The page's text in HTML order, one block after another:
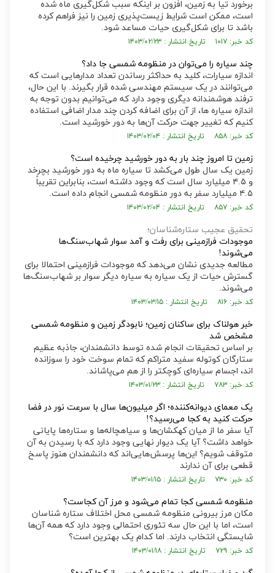
برخورد تیا به زمین، افزون بر اینکه سبب شکل‌گیری ماه شده
است، ممکن است شرایط زیست‌پذیری زمین را نیز فراهم کرده
باشد تا برای شکل‌گیری حیات مساعد شود.
کد خبر: ۱۰۱۷ تاریخ انتشار : ۱۴۰۳/۰۲/۲۳
چند سیاره را می‌توان در منظومه شمسی جا داد؟
اندازه سیارات، کلید به حداکثر رساندن تعداد مدار‌هایی است که
می‌توانند در یک سیستم مهندسی شده قرار بگیرند. با این حال،
ترفند هوشمندانه دیگری وجود دارد که می‌توانیم بدون توجه به
اندازه سیاره ها، از آن برای اضافه کردن چند مدار اضافی استفاده
کنیم که تغییر جهت حرکت آن‌ها به دور خورشید است.
کد خبر: ۸۵۸ تاریخ انتشار : ۱۴۰۳/۰۲/۰۴
زمین تا امروز چند بار به دور خورشید چرخیده است؟
زمین یک سال طول می‌کشد تا سیاره ماه به دور خورشید بچرخد
و ۴.۵ میلیارد سال است که وجود داشته است، بنابراین تقریباً
۴.۵ میلیارد سفر به دور منظومه شمسی انجام داده است.
کد خبر: ۸۵۷ تاریخ انتشار : ۱۴۰۳/۰۲/۰۴
تحقیق عجیب ستاره‌شناسان؛
موجودات فرازمینی برای رفت و آمد سوار شهاب‌سنگ‌ها
می‌شوند!
مطالعه جدیدی نشان می‌دهد که موجودات فرازمینی احتمالا برای
گسترش حیات از یک سیاره به سیاره دیگر سوار بر شهاب‌سنگ‌ها
می‌شوند.
کد خبر: ۸۱۶ تاریخ انتشار : ۱۴۰۳/۰۳/۱۵
خبر هولناک برای ساکنان زمین؛ نابودگر زمین و منظومه شمسی
مشخص شد
بر اساس تحقیقات انجام شده توسط دانشمندان، جاذبه عظیم
ستارگان کوتوله سفید متراکم که تمام سوخت خود را سوزانده
اند، اجسام سیاره‌ای کوچکتر را از هم می‌پاشاند.
کد خبر: ۷۸۳ تاریخ انتشار : ۱۴۰۳/۰۱/۲۳
یک معمای دیوانه‌کننده؛ اگر میلیون‌ها سال با سرعت نور در فضا
حرکت کنید به کجا می‌رسید؟!
آیا سفر ما از میان کهکشان‌ها و سیاهچاله‌ها و ستاره‌ها پایانی
خواهد داشت؟ آیا یک دیوار نهایی وجود دارد که با رسیدن به آن
متوقف شویم؟ این‌ها پرسش‌هایی‌اند که دانشمندان هنوز پاسخ
قطعی برای آن ندارند
کد خبر: ۷۳۰ تاریخ انتشار : ۱۴۰۳/۰۱/۱۵
منظومه شمسی کجا تمام می‌شود و مرز آن کجاست؟
مکان مرز بیرونی منظومه شمسی محل اختلاف ستاره شناسان
است، اما با این حال سه تئوری احتمالی وجود دارد که همه آن‌ها
شایستگی انتخاب دارند. اما کدام یک بهترین است؟
کد خبر: ۷۲۹ تاریخ انتشار : ۱۴۰۳/۰۱/۱۸